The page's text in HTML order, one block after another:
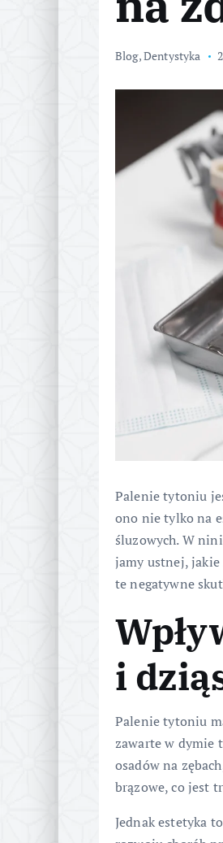
Blog,Dentystyka
Palenie tytoniu
ono nie tylko na
śluzowych. W
jamy ustnej, jakie
te negatywne
i
Palenie tytoniu
zawarte w dymie
osadów na
brązowe, co jest
Jednak estetyka